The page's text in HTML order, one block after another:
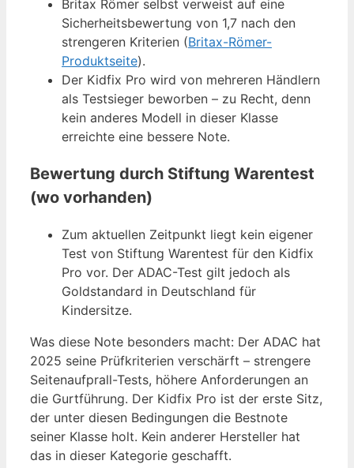
Britax Römer selbst verweist auf eine
Sicherheitsbewertung von 1,7 nach den
strengeren Kriterien (Britax-Römer-
Produktseite).
Der Kidfix Pro wird von mehreren Händlern
als Testsieger beworben – zu Recht, denn
kein anderes Modell in dieser Klasse
erreichte eine bessere Note.
Bewertung durch Stiftung Warentest
(wo vorhanden)
Zum aktuellen Zeitpunkt liegt kein eigener
Test von Stiftung Warentest für den Kidfix
Pro vor. Der ADAC-Test gilt jedoch als
Goldstandard in Deutschland für
Kindersitze.
Was diese Note besonders macht: Der ADAC hat
2025 seine Prüfkriterien verschärft – strengere
Seitenaufprall-Tests, höhere Anforderungen an
die Gurtführung. Der Kidfix Pro ist der erste Sitz,
der unter diesen Bedingungen die Bestnote
seiner Klasse holt. Kein anderer Hersteller hat
das in dieser Kategorie geschafft.